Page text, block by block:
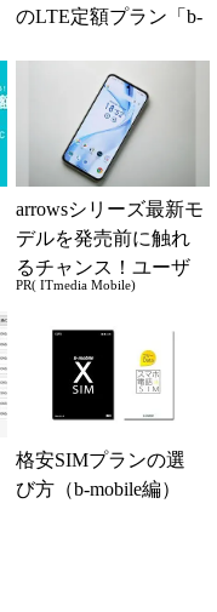
のLTE定額プラン「b-
arrowsシリーズ最新モ
デルを発売前に触れ
るチャンス！ユーザ
ー座談会開催
PR( ITmedia Mobile)
格安SIMプランの選
び方（b-mobile編）